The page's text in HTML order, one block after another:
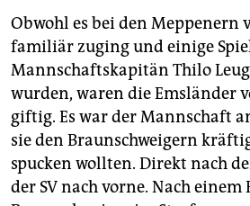
Obwohl es bei den Meppenern
familiär zuging und einige
Mannschaftskapitän Thilo
wurden, waren die Emsländer
giftig. Es war der Mannschaft
sie den Braunschweigern
spucken wollten. Direkt nach
der SV nach vorne. Nach einem